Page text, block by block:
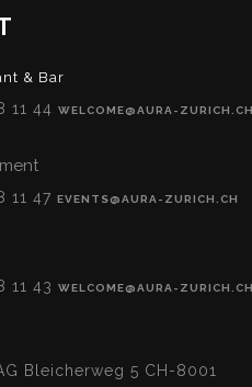
& Bar
11 44 WELCOME@AURA-ZURICH.CH
11 47 EVENTS@AURA-ZURICH.CH
11 43 WELCOME@AURA-ZURICH.CH
Bleicherweg 5 CH-8001